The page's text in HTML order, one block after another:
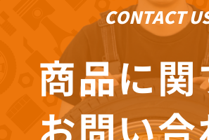
CONTACT
商品に関
お問い合